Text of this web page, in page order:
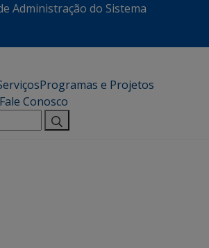
Administração do Sistema
Programas e Projetos
Fale Conosco